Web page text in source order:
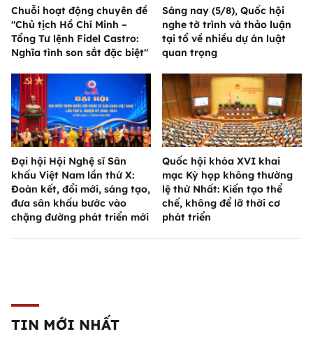
Chuỗi hoạt động chuyên đề
"Chủ tịch Hồ Chí Minh –
Tổng Tư lệnh Fidel Castro:
Nghĩa tình son sắt đặc biệt"
Sáng nay (5/8), Quốc hội
nghe tờ trình và thảo luận
tại tổ về nhiều dự án luật
quan trọng
Đại hội Hội Nghệ sĩ Sân
khấu Việt Nam lần thứ X:
Đoàn kết, đổi mới, sáng tạo,
đưa sân khấu bước vào
chặng đường phát triển mới
Quốc hội khóa XVI khai
mạc Kỳ họp không thường
lệ thứ Nhất: Kiến tạo thể
chế, không để lỡ thời cơ
phát triển
TIN MỚI NHẤT